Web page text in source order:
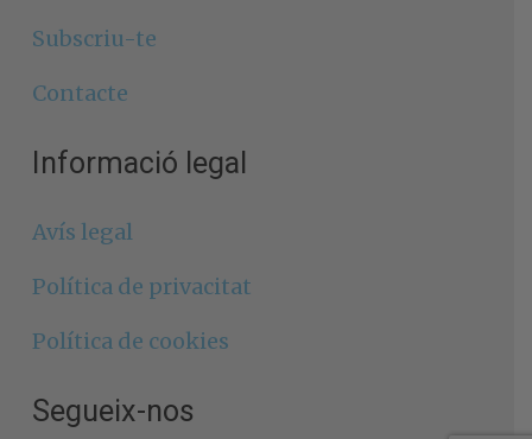
Subscriu-te
Contacte
Informació legal
Avís legal
Política de privacitat
Política de cookies
Segueix-nos